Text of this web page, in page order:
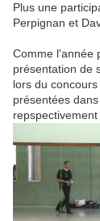
Plus une
Perpignan et
Comme l'année
présentation de
lors du
présentées